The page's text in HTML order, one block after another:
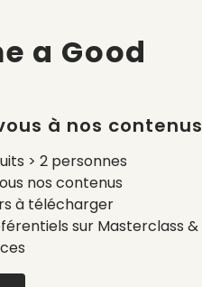
a Good
à nos contenus
> 2 personnes
nos contenus
à télécharger
sur Masterclass &